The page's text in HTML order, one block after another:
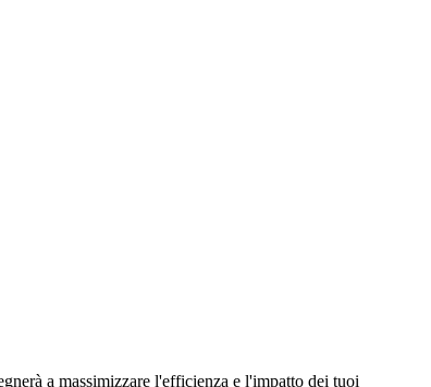
a massimizzare l'efficienza e l'impatto dei tuoi